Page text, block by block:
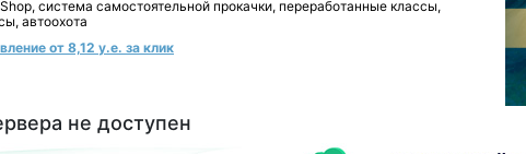
система самостоятельной прокачки, переработанные классы,
автоохота
от 8,12 у.е. за клик
не доступен